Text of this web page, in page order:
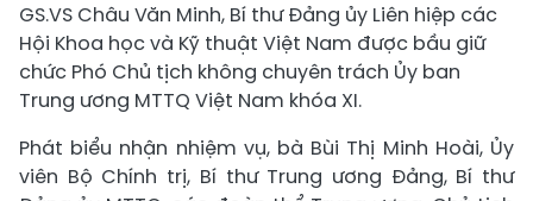
GS.VS Châu Văn Minh, Bí thư Đảng ủy Liên hiệp các
Hội Khoa học và Kỹ thuật Việt Nam được bầu giữ
chức Phó Chủ tịch không chuyên trách Ủy ban
Trung ương MTTQ Việt Nam khóa XI.
Phát biểu nhận nhiệm vụ, bà Bùi Thị Minh Hoài, Ủy
viên Bộ Chính trị, Bí thư Trung ương Đảng, Bí thư